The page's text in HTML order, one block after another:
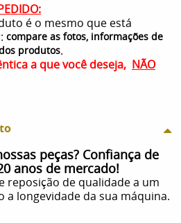
é o mesmo que está
compare as fotos, informações de
produtos.
a que você deseja, NÃO
peças? Confiança de
anos de mercado!
reposição de qualidade a um
longevidade da sua máquina.